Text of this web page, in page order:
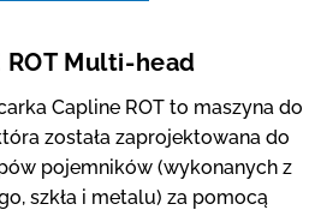
ROT Multi-head
Capline ROT to maszyna do
została zaprojektowana do
pojemników (wykonanych z
szkła i metalu) za pomocą